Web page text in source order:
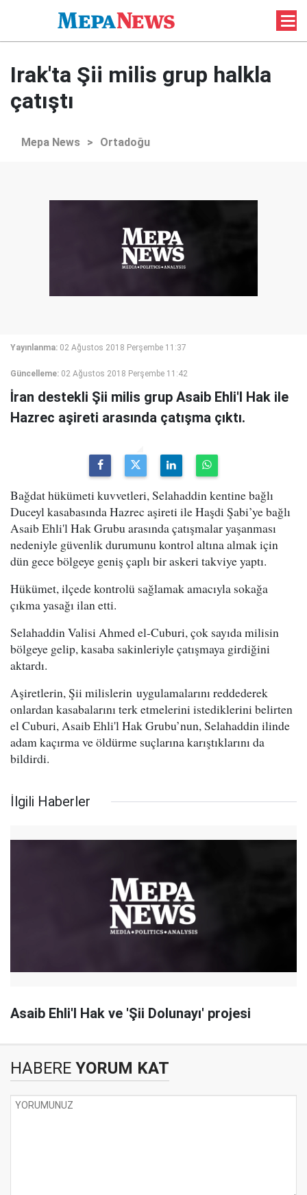
Irak'ta Şii milis grup halkla
çatıştı
Mepa News > Ortadoğu
Yayınlanma: 02 Ağustos 2018 Perşembe 11:37
Güncelleme: 02 Ağustos 2018 Perşembe 11:42
İran destekli Şii milis grup Asaib Ehli'l Hak ile
Hazrec aşireti arasında çatışma çıktı.
Bağdat hükümeti kuvvetleri, Selahaddin kentine bağlı
Duceyl kasabasında Hazrec aşireti ile Haşdi Şabi’ye bağlı
Asaib Ehli'l Hak Grubu arasında çatışmalar yaşanması
nedeniyle güvenlik durumunu kontrol altına almak için
dün gece bölgeye geniş çaplı bir askeri takviye yaptı.
Hükümet, ilçede kontrolü sağlamak amacıyla sokağa
çıkma yasağı ilan etti.
Selahaddin Valisi Ahmed el-Cuburi, çok sayıda milisin
bölgeye gelip, kasaba sakinleriyle çatışmaya girdiğini
aktardı.
Aşiretlerin, Şii milislerin uygulamalarını reddederek
onlardan kasabalarını terk etmelerini istediklerini belirten
el Cuburi, Asaib Ehli'l Hak Grubu’nun, Selahaddin ilinde
adam kaçırma ve öldürme suçlarına karıştıklarını da
bildirdi.
İlgili Haberler
Asaib Ehli'l Hak ve 'Şii Dolunayı' projesi
HABERE YORUM KAT